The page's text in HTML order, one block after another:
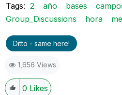
Tags: 2 año bases
Group_Discussions
hora
Ditto - same here!
1,656 Views
0 Likes